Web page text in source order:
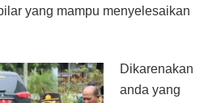
yang mampu menyelesaikan
Dikarenakan
anda yang